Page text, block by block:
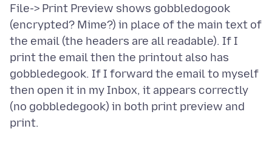
File-> Print Preview shows gobbledogook
(encrypted? Mime?) in place of the main text of
the email (the headers are all readable). If I
print the email then the printout also has
gobbledegook. If I forward the email to myself
then open it in my Inbox, it appears correctly
(no gobbledegook) in both print preview and